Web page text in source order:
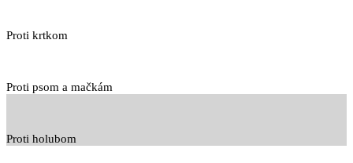
Proti krtkom
Proti psom a mačkám
Proti holubom